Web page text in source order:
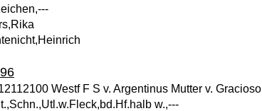
Westf F S v. Argentinus Mutter v. Gracioso
w.,---